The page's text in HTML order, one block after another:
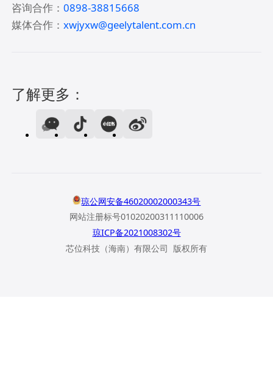
咨询合作：0898-38815668
媒体合作：xwjyxw@geelytalent.com.cn
了解更多：
琼公网安备46020002000343号
网站注册标号01020200311110006
琼ICP备2021008302号
芯位科技（海南）有限公司 版权所有